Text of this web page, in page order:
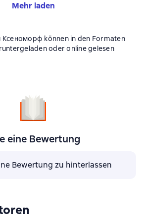
Mehr laden
können in den Formaten
oder online gelesen
eine Bewertung
Bewertung zu hinterlassen